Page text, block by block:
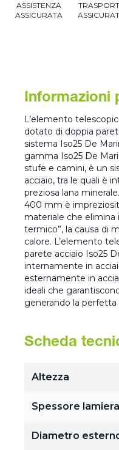
ASSISTENZA
ASSICURATA
Informazioni
L’elemento
dotato di doppia
sistema Iso25 De
gamma Iso25 De
stufe e camini, è un
acciaio, tra le quali è
preziosa lana
400 mm è
materiale che elimina
termico”, la causa di
calore. L’elemento
parete acciaio Iso25
internamente in
esternamente in
ideali che
generando la
Scheda
Altezza
Spessore lamiera
Diametro